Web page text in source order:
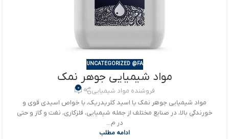
UNCATEGORIZED @FA
مواد شیمیایی جوهر نمک
فروشنده مواد شیمیایی 0
مواد شیمیایی جوهر نمک یا اسید کلریدریک، با خواص اسیدی قوی و
خورندگی بالا، در صنایع مختلف از جمله شیمیایی، فلزکاری، نفت و گاز و حتی
در م...
ادامه مطلب